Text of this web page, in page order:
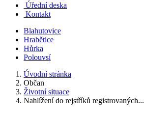
Úřední deska
Kontakt
Blahutovice
Hrabětice
Hůrka
Polouvsí
Úvodní stránka
Občan
Životní situace
Nahlížení do rejstříků registrovaných...